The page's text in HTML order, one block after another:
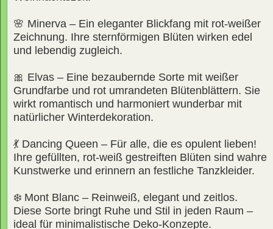
🌸 Minerva – Ein eleganter Blickfang mit rot-weißer
Zeichnung. Ihre sternförmigen Blüten wirken edel
und lebendig zugleich.
🎀 Elvas – Eine bezaubernde Sorte mit weißer
Grundfarbe und rot umrandeten Blütenblättern. Sie
wirkt romantisch und harmoniert wunderbar mit
natürlicher Winterdekoration.
💃 Dancing Queen – Für alle, die es opulent lieben!
Ihre gefüllten, rot-weiß gestreiften Blüten sind wahre
Kunstwerke und erinnern an festliche Tanzkleider.
❄️ Mont Blanc – Reinweiß, elegant und zeitlos.
Diese Sorte bringt Ruhe und Stil in jeden Raum –
ideal für minimalistische Deko-Konzepte.